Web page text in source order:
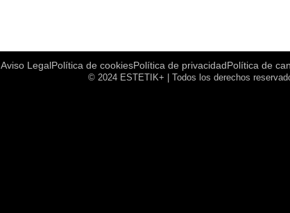
Aviso LegalPolítica de cookiesPolítica de privacidadPolítica de
© 2024 ESTETIK+ | Todos los derechos